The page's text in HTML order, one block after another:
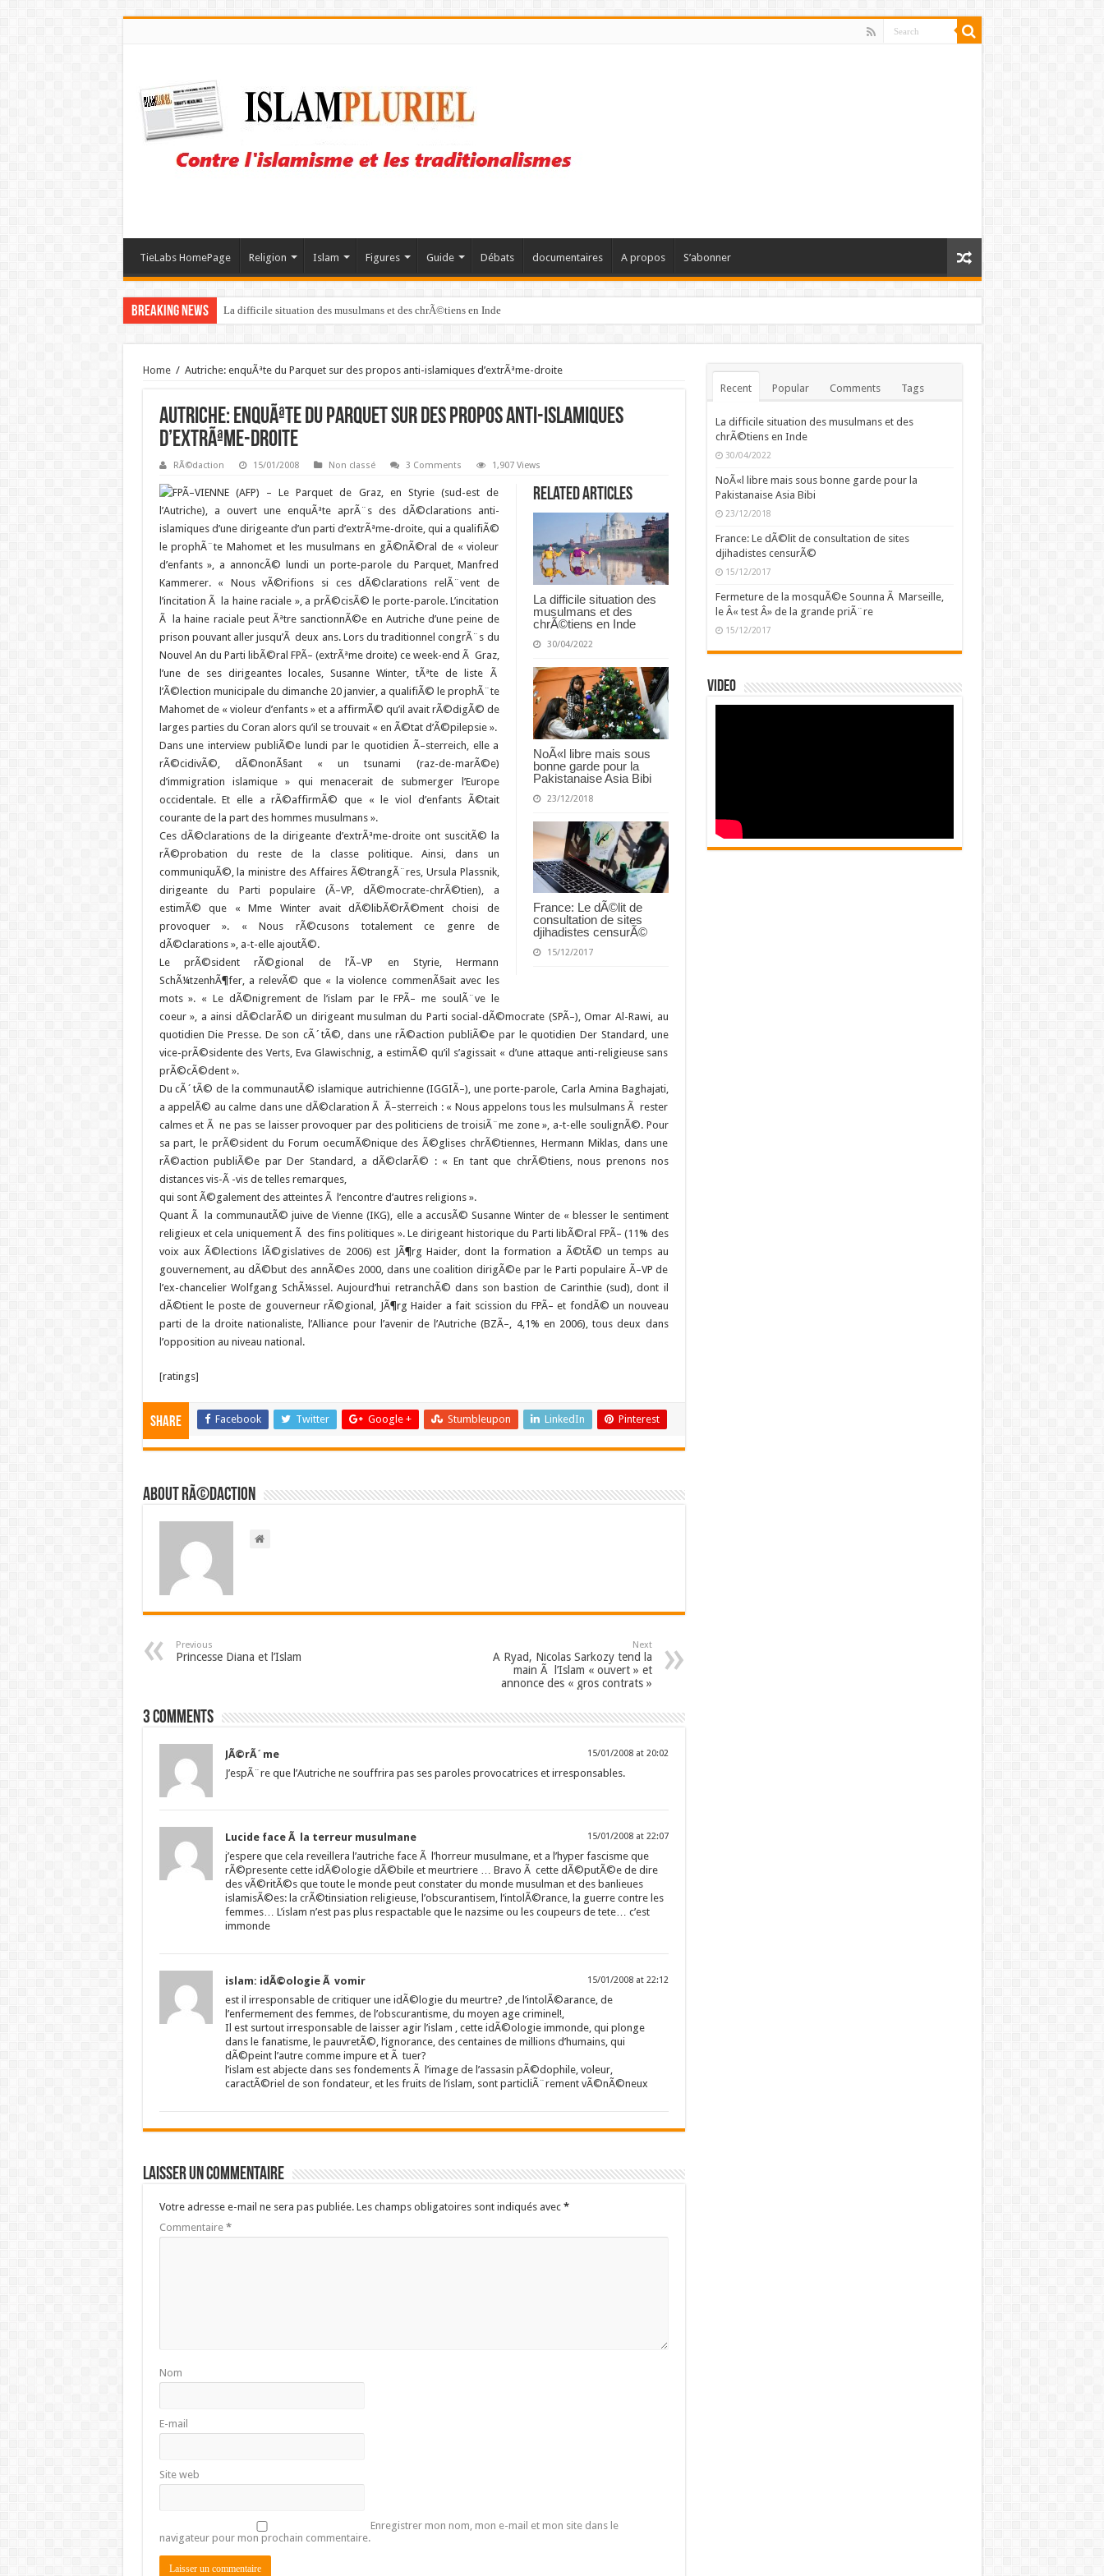
TieLabs HomePage Religion Islam Figures Guide Débats documentaires A propos S’abonner
Breaking News La difficile situation des musulmans et des chrÃ©tiens en Inde
Home / Autriche: enquÃªte du Parquet sur des propos anti-islamiques d’extrÃªme-droite
Autriche: enquÃªte du Parquet sur des propos anti-islamiques
d’extrÃªme-droite
RÃ©daction 15/01/2008 Non classé 3 Comments 1,907 Views
Related Articles
La difficile situation des
musulmans et des
chrÃ©tiens en Inde
30/04/2022
NoÃ«l libre mais sous
bonne garde pour la
Pakistanaise Asia Bibi
23/12/2018
France: Le dÃ©lit de
consultation de sites
djihadistes censurÃ©
15/12/2017
VIENNE (AFP) – Le Parquet de Graz, en Styrie (sud-est de
l’Autriche), a ouvert une enquÃªte aprÃ¨s des dÃ©clarations anti-
islamiques d’une dirigeante d’un parti d’extrÃªme-droite, qui a qualifiÃ©
le prophÃ¨te Mahomet et les musulmans en gÃ©nÃ©ral de « violeur
d’enfants », a annoncÃ© lundi un porte-parole du Parquet, Manfred
Kammerer. « Nous vÃ©rifions si ces dÃ©clarations relÃ¨vent de
l’incitation Ã la haine raciale », a prÃ©cisÃ© le porte-parole. L’incitation
Ã la haine raciale peut Ãªtre sanctionnÃ©e en Autriche d’une peine de
prison pouvant aller jusqu’Ã deux ans. Lors du traditionnel congrÃ¨s du
Nouvel An du Parti libÃ©ral FPÃ– (extrÃªme droite) ce week-end Ã Graz,
l’une de ses dirigeantes locales, Susanne Winter, tÃªte de liste Ã
l’Ã©lection municipale du dimanche 20 janvier, a qualifiÃ© le prophÃ¨te
Mahomet de « violeur d’enfants » et a affirmÃ© qu’il avait rÃ©digÃ© de
larges parties du Coran alors qu’il se trouvait « en Ã©tat d’Ã©pilepsie ».
Dans une interview publiÃ©e lundi par le quotidien Ã–sterreich, elle a
rÃ©cidivÃ©, dÃ©nonÃ§ant « un tsunami (raz-de-marÃ©e)
d’immigration islamique » qui menacerait de submerger l’Europe
occidentale. Et elle a rÃ©affirmÃ© que « le viol d’enfants Ã©tait
courante de la part des hommes musulmans ».
Ces dÃ©clarations de la dirigeante d’extrÃªme-droite ont suscitÃ© la
rÃ©probation du reste de la classe politique. Ainsi, dans un
communiquÃ©, la ministre des Affaires Ã©trangÃ¨res, Ursula Plassnik,
dirigeante du Parti populaire (Ã–VP, dÃ©mocrate-chrÃ©tien), a
estimÃ© que « Mme Winter avait dÃ©libÃ©rÃ©ment choisi de
provoquer ». « Nous rÃ©cusons totalement ce genre de
dÃ©clarations », a-t-elle ajoutÃ©.
Le prÃ©sident rÃ©gional de l’Ã–VP en Styrie, Hermann
SchÃ¼tzenhÃ¶fer, a relevÃ© que « la violence commenÃ§ait avec les
mots ». « Le dÃ©nigrement de l’islam par le FPÃ– me soulÃ¨ve le
coeur », a ainsi dÃ©clarÃ© un dirigeant musulman du Parti social-dÃ©mocrate (SPÃ–), Omar Al-Rawi, au
quotidien Die Presse. De son cÃ´tÃ©, dans une rÃ©action publiÃ©e par le quotidien Der Standard, une
vice-prÃ©sidente des Verts, Eva Glawischnig, a estimÃ© qu’il s’agissait « d’une attaque anti-religieuse sans
prÃ©cÃ©dent ».
Du cÃ´tÃ© de la communautÃ© islamique autrichienne (IGGIÃ–), une porte-parole, Carla Amina Baghajati,
a appelÃ© au calme dans une dÃ©claration Ã Ã–sterreich : « Nous appelons tous les mulsulmans Ã rester
calmes et Ã ne pas se laisser provoquer par des politiciens de troisiÃ¨me zone », a-t-elle soulignÃ©. Pour
sa part, le prÃ©sident du Forum oecumÃ©nique des Ã©glises chrÃ©tiennes, Hermann Miklas, dans une
rÃ©action publiÃ©e par Der Standard, a dÃ©clarÃ© : « En tant que chrÃ©tiens, nous prenons nos
distances vis-Ã -vis de telles remarques,
qui sont Ã©galement des atteintes Ã l’encontre d’autres religions ».
Quant Ã la communautÃ© juive de Vienne (IKG), elle a accusÃ© Susanne Winter de « blesser le sentiment
religieux et cela uniquement Ã des fins politiques ». Le dirigeant historique du Parti libÃ©ral FPÃ– (11% des
voix aux Ã©lections lÃ©gislatives de 2006) est JÃ¶rg Haider, dont la formation a Ã©tÃ© un temps au
gouvernement, au dÃ©but des annÃ©es 2000, dans une coalition dirigÃ©e par le Parti populaire Ã–VP de
l’ex-chancelier Wolfgang SchÃ¼ssel. Aujourd’hui retranchÃ© dans son bastion de Carinthie (sud), dont il
dÃ©tient le poste de gouverneur rÃ©gional, JÃ¶rg Haider a fait scission du FPÃ– et fondÃ© un nouveau
parti de la droite nationaliste, l’Alliance pour l’avenir de l’Autriche (BZÃ–, 4,1% en 2006), tous deux dans
l’opposition au niveau national.
[ratings]
Share Facebook Twitter Google + Stumbleupon LinkedIn Pinterest
About RÃ©daction
Previous
Princesse Diana et l’Islam
Next
A Ryad, Nicolas Sarkozy tend la
main Ã l’Islam « ouvert » et
annonce des « gros contrats »
3 comments
JÃ©rÃ´me 15/01/2008 at 20:02
J’espÃ¨re que l’Autriche ne souffrira pas ses paroles provocatrices et irresponsables.
Lucide face Ã la terreur musulmane 15/01/2008 at 22:07
j’espere que cela reveillera l’autriche face Ã l’horreur musulmane, et a l’hyper fascisme que
rÃ©presente cette idÃ©ologie dÃ©bile et meurtriere … Bravo Ã cette dÃ©putÃ©e de dire
des vÃ©ritÃ©s que toute le monde peut constater du monde musulman et des banlieues
islamisÃ©es: la crÃ©tinsiation religieuse, l’obscurantisem, l’intolÃ©rance, la guerre contre les
femmes… L’islam n’est pas plus respactable que le nazsime ou les coupeurs de tete… c’est
immonde
islam: idÃ©ologie Ã vomir 15/01/2008 at 22:12
est il irresponsable de critiquer une idÃ©logie du meurtre? ,de l’intolÃ©arance, de
l’enfermement des femmes, de l’obscurantisme, du moyen age criminel!,
Il est surtout irresponsable de laisser agir l’islam , cette idÃ©ologie immonde, qui plonge
dans le fanatisme, le pauvretÃ©, l’ignorance, des centaines de millions d’humains, qui
dÃ©peint l’autre comme impure et Ã tuer?
l’islam est abjecte dans ses fondements Ã l’image de l’assasin pÃ©dophile, voleur,
caractÃ©riel de son fondateur, et les fruits de l’islam, sont particliÃ¨rement vÃ©nÃ©neux
Laisser un commentaire
Votre adresse e-mail ne sera pas publiée. Les champs obligatoires sont indiqués avec *
Commentaire *
Nom
E-mail
Site web
Enregistrer mon nom, mon e-mail et mon site dans le
navigateur pour mon prochain commentaire.
Recent Popular Comments Tags
La difficile situation des musulmans et des
chrÃ©tiens en Inde
30/04/2022
NoÃ«l libre mais sous bonne garde pour la
Pakistanaise Asia Bibi
23/12/2018
France: Le dÃ©lit de consultation de sites
djihadistes censurÃ©
15/12/2017
Fermeture de la mosquÃ©e Sounna Ã Marseille,
le Â« test Â» de la grande priÃ¨re
15/12/2017
Video